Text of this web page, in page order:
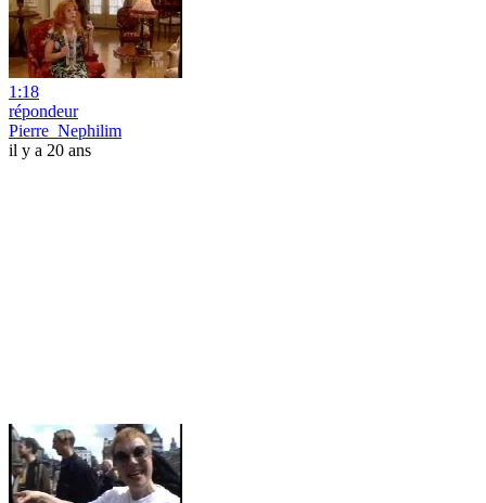
1:18
répondeur
Pierre_Nephilim
il y a 20 ans